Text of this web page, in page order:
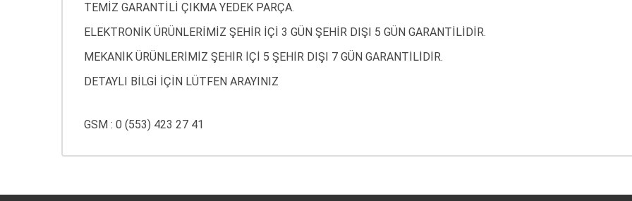
TEMİZ GARANTİLİ ÇIKMA YEDEK PARÇA.
ELEKTRONİK ÜRÜNLERİMİZ ŞEHİR İÇİ 3 GÜN ŞEHİR DIŞI 5 GÜN GARANTİLİDİR.
MEKANİK ÜRÜNLERİMİZ ŞEHİR İÇİ 5 ŞEHİR DIŞI 7 GÜN GARANTİLİDİR.
DETAYLI BİLGİ İÇİN LÜTFEN ARAYINIZ
GSM : 0 (553) 423 27 41